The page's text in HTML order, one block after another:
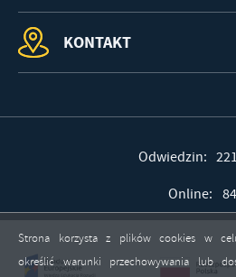
KONTAKT
Odwiedzin:
Online: 84
Strona korzysta z plików cookies w
określić warunki przechowywania lub